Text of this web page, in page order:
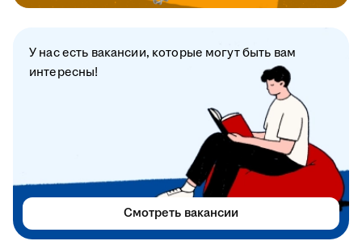
У нас есть вакансии, которые могут быть вам
интересны!
Смотреть вакансии